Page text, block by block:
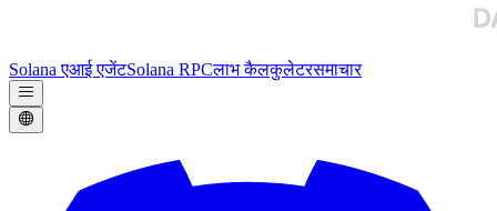
Solana एआई एजेंटSolana RPCलाभ कैलकुलेटरसमाचार